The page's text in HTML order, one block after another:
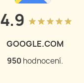
4.9 grade grade grade grade grade
GOOGLE.COM
950 hodnocení.